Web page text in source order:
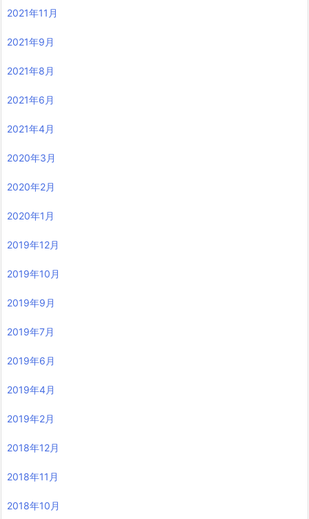
2021年11月
2021年9月
2021年8月
2021年6月
2021年4月
2020年3月
2020年2月
2020年1月
2019年12月
2019年10月
2019年9月
2019年7月
2019年6月
2019年4月
2019年2月
2018年12月
2018年11月
2018年10月